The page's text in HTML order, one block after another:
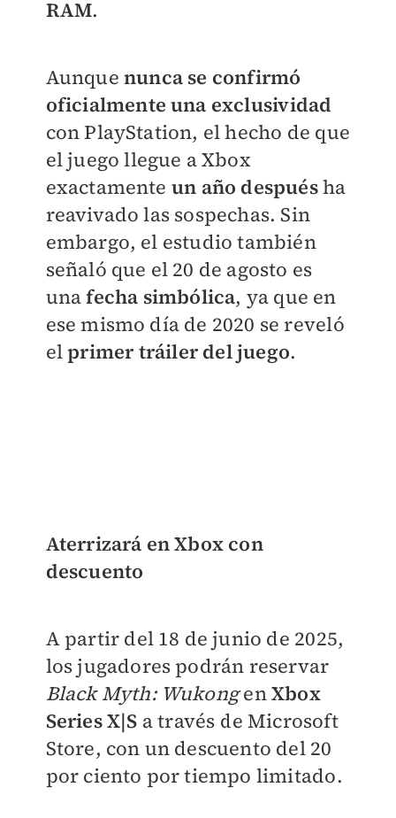
RAM.
Aunque nunca se confirmó
oficialmente una exclusividad
con PlayStation, el hecho de que
el juego llegue a Xbox
exactamente un año despuésha
reavivado las sospechas. Sin
embargo, el estudio también
señaló que el 20 de agosto es
unafecha simbólica, ya que en
ese mismo día de 2020 se reveló
elprimer tráiler del juego.
Aterrizará en Xbox con
descuento
A partir del 18 de junio de 2025,
los jugadores podrán reservar
Black Myth: WukongenXbox
Series X|S a través de Microsoft
Store, con un descuento del 20
por ciento por tiempo limitado.